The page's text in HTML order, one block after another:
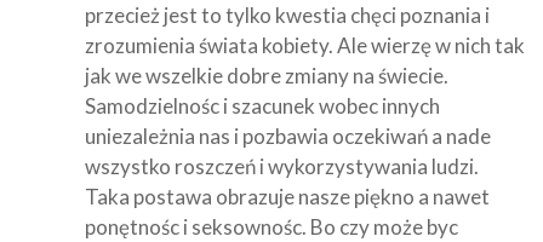
przecież jest to tylko kwestia chęci poznania i
zrozumienia świata kobiety. Ale wierzę w nich tak
jak we wszelkie dobre zmiany na świecie.
Samodzielnośc i szacunek wobec innych
uniezależnia nas i pozbawia oczekiwań a nade
wszystko roszczeń i wykorzystywania ludzi.
Taka postawa obrazuje nasze piękno a nawet
ponętnośc i seksownośc. Bo czy może byc